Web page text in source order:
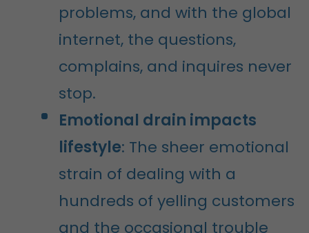
problems, and with the global
internet, the questions,
complains, and inquires never
stop.
Emotional drain impacts
lifestyle: The sheer emotional
strain of dealing with a
hundreds of yelling customers
and the occasional trouble